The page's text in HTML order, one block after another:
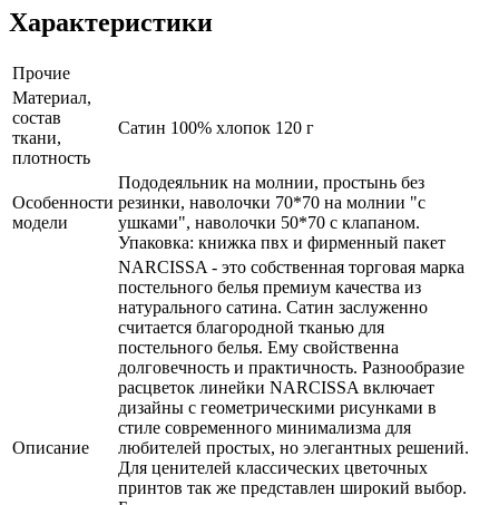
Характеристики
Прочие
Материал,
состав
ткани,
плотность
Сатин 100% хлопок 120 г
Особенности
модели
Пододеяльник на молнии, простынь без
резинки, наволочки 70*70 на молнии "с
ушками", наволочки 50*70 с клапаном.
Упаковка: книжка пвх и фирменный пакет
Описание
NARCISSA - это собственная торговая марка
постельного белья премиум качества из
натурального сатина. Сатин заслуженно
считается благородной тканью для
постельного белья. Ему свойственна
долговечность и практичность. Разнообразие
расцветок линейки NARCISSA включает
дизайны с геометрическими рисунками в
стиле современного минимализма для
любителей простых, но элегантных решений.
Для ценителей классических цветочных
принтов так же представлен широкий выбор.